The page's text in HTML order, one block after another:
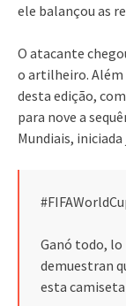
ele balançou as
O atacante
o artilheiro.
desta edição,
para nove a
Mundiais,
Ganó todo,
demuestran
esta